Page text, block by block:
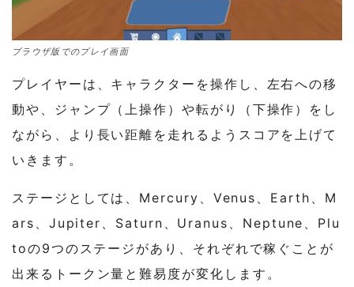
ブラウザ版でのプレイ画面
プレイヤーは、キャラクターを操作し、左右への移
動や、ジャンプ（上操作）や転がり（下操作）をし
ながら、より長い距離を走れるようスコアを上げて
いきます。
ステージとしては、Mercury、Venus、Earth、M
ars、Jupiter、Saturn、Uranus、Neptune、Plu
toの9つのステージがあり、それぞれで稼ぐことが
出来るトークン量と難易度が変化します。